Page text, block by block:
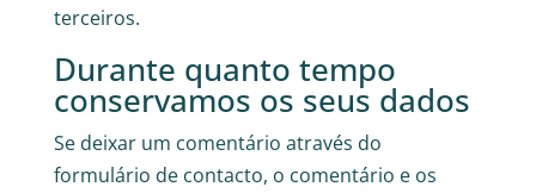
terceiros.
Durante quanto tempo
conservamos os seus dados
Se deixar um comentário através do
formulário de contacto, o comentário e os